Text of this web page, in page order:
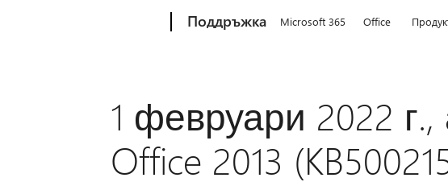
Поддръжка Microsoft 365 Office
1 февруари 2022
Office 2013